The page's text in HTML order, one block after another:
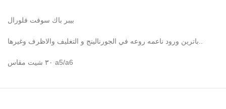
بيبر باك سوفت فلورال
باترين ورود ناعمه روعه في الجورنالينج و التغليف والاظرف وغيرها..
٣٠ شيت مقاس a5/a6